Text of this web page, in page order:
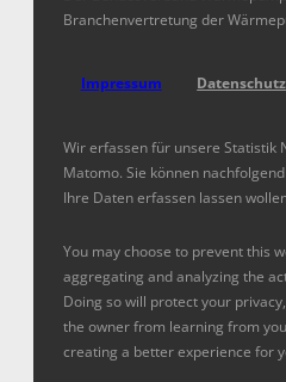
Branchenvertretung der
Impressum Datenschutz
Wir erfassen für unsere Statistik
Matomo. Sie können
Ihre Daten erfassen lassen
You may choose to prevent this
aggregating and analyzing the
Doing so will protect your
the owner from learning from
creating a better experience for